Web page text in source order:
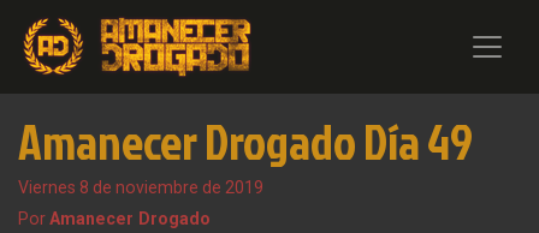
Amanecer Drogado Día 49
Viernes 8 de noviembre de 2019
PorAmanecer Drogado